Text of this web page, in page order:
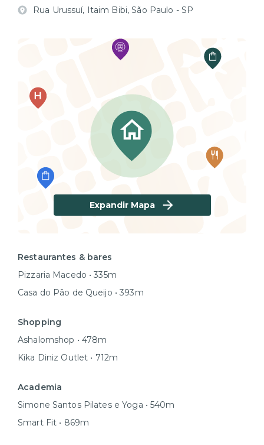
Rua Urussuí, Itaim Bibi, São Paulo - SP
Expandir Mapa
Restaurantes & bares
Pizzaria Macedo • 335m
Casa do Pão de Queijo • 393m
Shopping
Ashalomshop • 478m
Kika Diniz Outlet • 712m
Academia
Simone Santos Pilates e Yoga • 540m
Smart Fit • 869m